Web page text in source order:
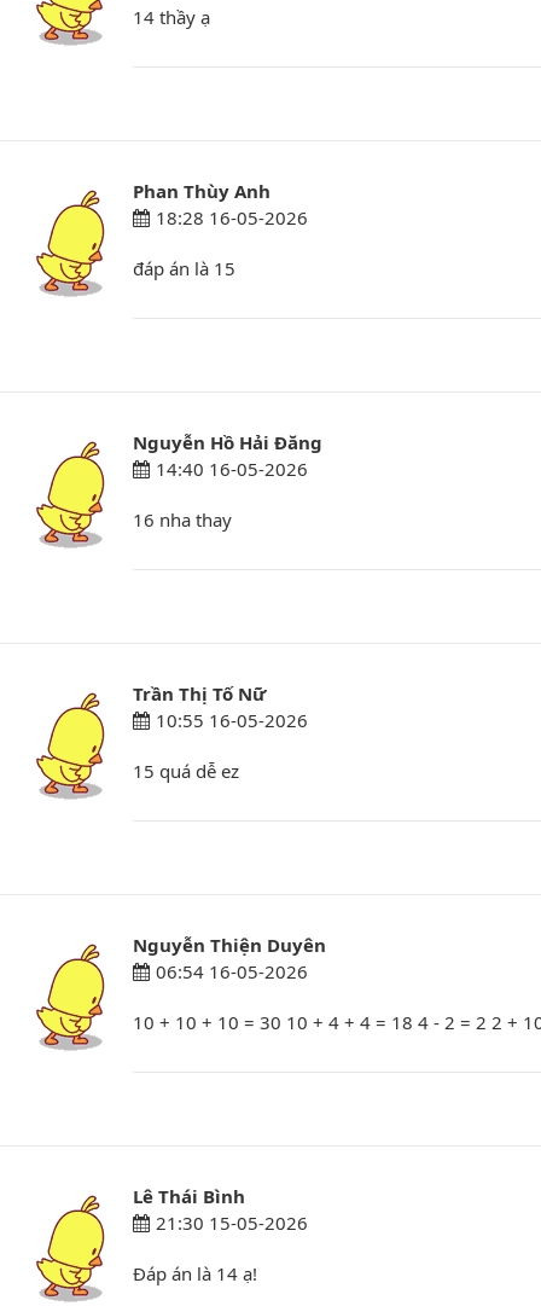
14 thầy ạ
Phan Thùy Anh
18:28 16-05-2026
đáp án là 15
Nguyễn Hồ Hải Đăng
14:40 16-05-2026
16 nha thay
Trần Thị Tố Nữ
10:55 16-05-2026
15 quá dễ ez
Nguyễn Thiện Duyên
06:54 16-05-2026
10 + 10 + 10 = 30 10 + 4 + 4 = 18 4 - 2 = 2 2 +
Lê Thái Bình
21:30 15-05-2026
Đáp án là 14 ạ!